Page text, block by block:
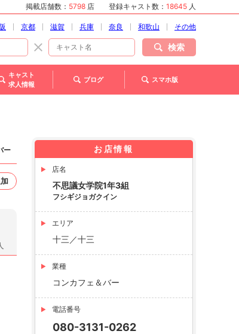
掲載店舗数： 5798 店 登録キャスト数： 18645 人
京都 滋賀 兵庫 奈良 和歌山 その他
検索
キャスト
求人情報
ブログ スマホ版
ー お店情報
店名
不思議女学院1年3組
フシギジョガクイン
エリア
十三／十三
業種
コンカフェ＆バー
電話番号
080-3131-0262